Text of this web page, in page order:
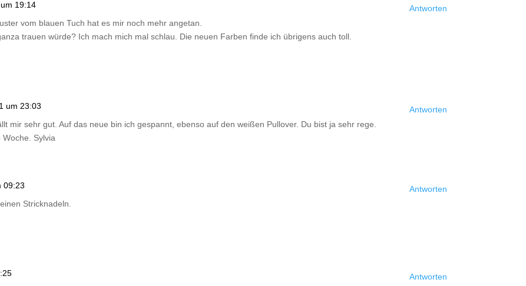
19:14
vom blauen Tuch hat es mir noch mehr angetan.
trauen würde? Ich mach mich mal schlau. Die neuen Farben finde ich übrigens auch toll.
Antworten
um 23:03
mir sehr gut. Auf das neue bin ich gespannt, ebenso auf den weißen Pullover. Du bist ja sehr rege.
Sylvia
Antworten
09:23
Stricknadeln.
Antworten
Antworten